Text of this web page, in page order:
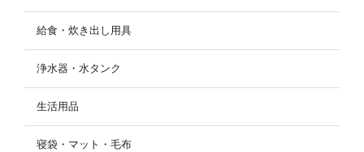
給食・炊き出し用具
浄水器・水タンク
生活用品
寝袋・マット・毛布